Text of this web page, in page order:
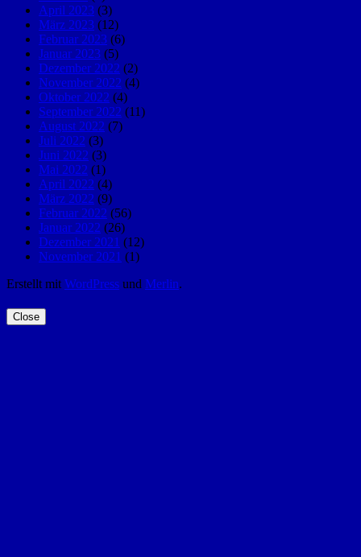
April 2023 (3)
März 2023 (12)
Februar 2023 (6)
Januar 2023 (5)
Dezember 2022 (2)
November 2022 (4)
Oktober 2022 (4)
September 2022 (11)
August 2022 (7)
Juli 2022 (3)
Juni 2022 (3)
Mai 2022 (1)
April 2022 (4)
März 2022 (9)
Februar 2022 (56)
Januar 2022 (26)
Dezember 2021 (12)
November 2021 (1)
Erstellt mit WordPress und Merlin.
Close